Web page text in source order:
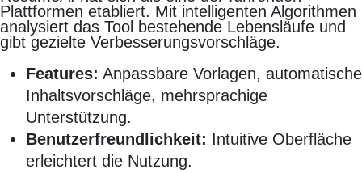
Plattformen etabliert. Mit intelligenten Algorithmen
analysiert das Tool bestehende Lebensläufe und
gibt gezielte Verbesserungsvorschläge.
Features: Anpassbare Vorlagen, automatische
Inhaltsvorschläge, mehrsprachige
Unterstützung.
Benutzerfreundlichkeit: Intuitive Oberfläche
erleichtert die Nutzung.